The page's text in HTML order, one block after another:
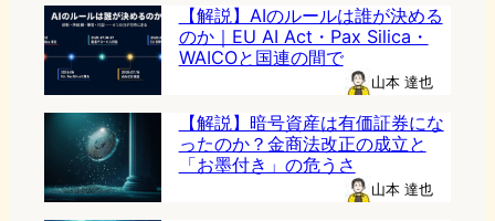
【解説】AIのルールは誰が決める
のか｜EU AI Act・Pax Silica・
WAICOと国連の間で
山本 達也
【解説】暗号資産は有価証券にな
ったのか？金商法改正の成立と
「お墨付き」の危うさ
山本 達也